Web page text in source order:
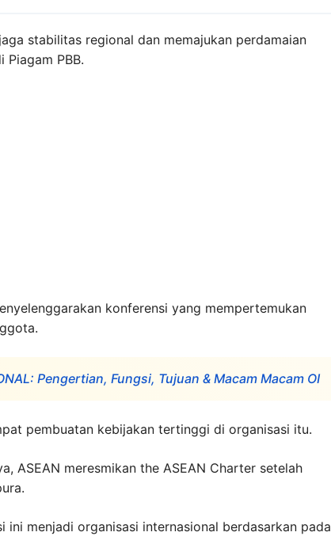
stabilitas regional dan memajukan perdamaian
PBB.
konferensi yang mempertemukan
Pengertian, Fungsi, Tujuan & Macam Macam OI
pembuatan kebijakan tertinggi di organisasi itu.
ASEAN meresmikan the ASEAN Charter setelah
ini menjadi organisasi internasional berdasarkan pada